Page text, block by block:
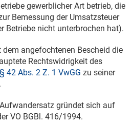
gewerblicher Art betrieb, die
Bemessung der Umsatzsteuer
Betriebe nicht unterbrochen hat).
angefochtenen Bescheid die
Rechtswidrigkeit des
§ 42 Abs. 2 Z. 1 VwGG zu seiner
gründet sich auf
VO BGBl. 416/1994.